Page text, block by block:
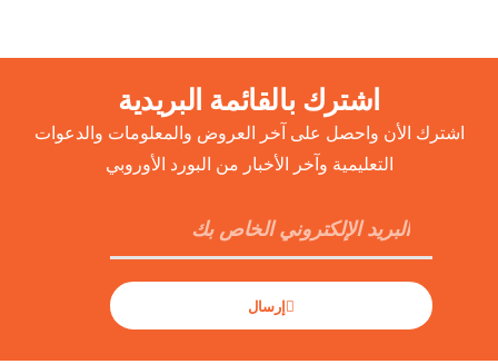
اشترك بالقائمة البريدية
اشترك الأن واحصل على آخر العروض والمعلومات والدعوات
التعليمية وآخر الأخبار من البورد الأوروبي
إرسال